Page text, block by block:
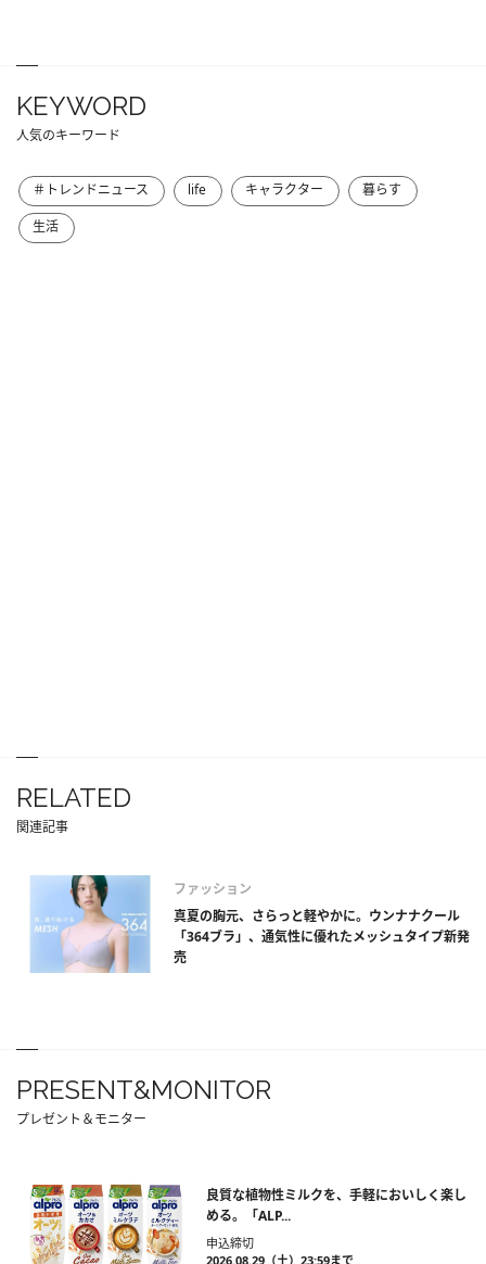
KEYWORD
人気のキーワード
＃トレンドニュース life キャラクター
暮らす
生活
RELATED
関連記事
ファッション
真夏の胸元、さらっと軽やかに。ウンナナクール
「364ブラ」、通気性に優れたメッシュタイプ新発
売
PRESENT&MONITOR
プレゼント＆モニター
良質な植物性ミルクを、手軽においしく楽し
める。「ALP...
申込締切
2026.08.29（土）23:59まで